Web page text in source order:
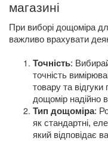
магазині
При виборі дощоміра
важливо врахувати
Точність:
точність
товару та
дощомір надійно
Тип дощоміра:
як стандартні,
який відповідає